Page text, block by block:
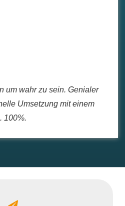
um wahr zu sein. Genialer
Umsetzung mit einem
100%.